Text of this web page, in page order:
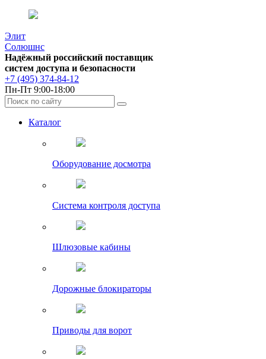
Элит
Солюшнс
Надёжный российский поставщик
систем доступа и безопасности
+7 (495) 374-84-12
Пн-Пт 9:00-18:00
Каталог
Оборудование досмотра
Система контроля доступа
Шлюзовые кабины
Дорожные блокираторы
Приводы для ворот